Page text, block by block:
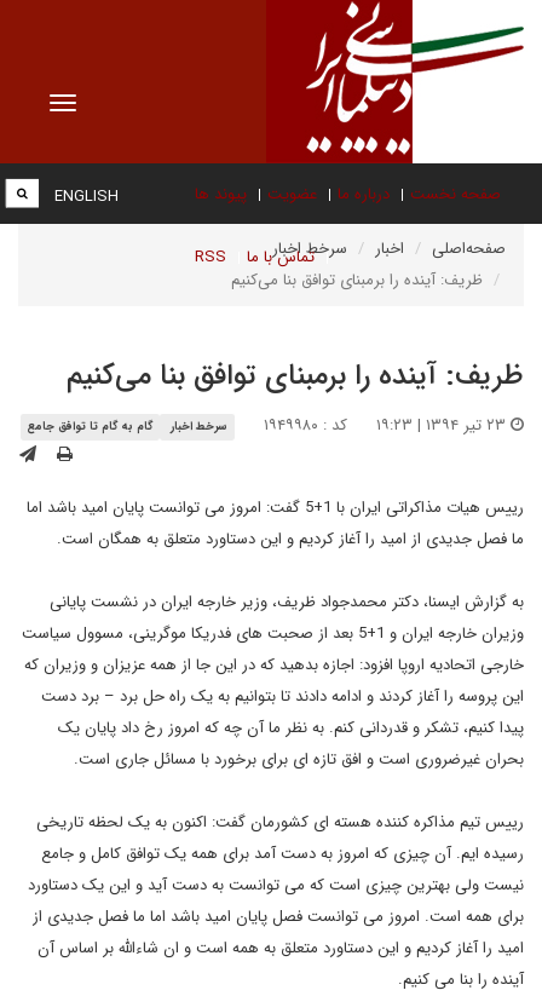
Toggle
صفحه نخست درباره ما عضویت پیوند ها
تماس با ما RSS
ENGLISH
صفحه‌اصلی اخبار
سرخط اخبار
ظریف: آینده را برمبنای توافق بنا می‌کنیم
ظریف: آینده را برمبنای توافق بنا می‌کنیم
کد : ۱۹۴۹۹۸۰ سرخط اخبار گام به گام تا توافق جامع
رییس هیات مذاکراتی ایران با 1+5 گفت: امروز می توانست پایان امید باشد اما
ما فصل جدیدی از امید را آغاز کردیم و این دستاورد متعلق به همگان است.
به گزارش ایسنا، دکتر محمدجواد ظریف، وزیر خارجه ایران در نشست پایانی
وزیران خارجه ایران و 1+5 بعد از صحبت های فدریکا موگرینی، مسوول سیاست
خارجی اتحادیه اروپا افزود: اجازه بدهید که در این جا از همه عزیزان و وزیران که
این پروسه را آغاز کردند و ادامه دادند تا بتوانیم به یک راه حل برد – برد دست
پیدا کنیم، تشکر و قدردانی کنم. به نظر ما آن چه که امروز رخ داد پایان یک
بحران غیرضروری است و افق تازه ای برای برخورد با مسائل جاری است.
رییس تیم مذاکره کننده هسته ای کشورمان گفت: اکنون به یک لحظه تاریخی
رسیده ایم. آن چیزی که امروز به دست آمد برای همه یک توافق کامل و جامع
نیست ولی بهترین چیزی است که می توانست به دست آید و این یک دستاورد
برای همه است. امروز می توانست فصل پایان امید باشد اما ما فصل جدیدی از
امید را آغاز کردیم و این دستاورد متعلق به همه است و ان شاءالله بر اساس آن
آینده را بنا می کنیم.